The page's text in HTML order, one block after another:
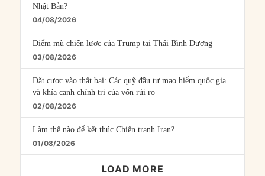
Nhật Bản?
04/08/2026
Điểm mù chiến lược của Trump tại Thái Bình Dương
03/08/2026
Đặt cược vào thất bại: Các quỹ đầu tư mạo hiểm quốc gia
và khía cạnh chính trị của vốn rủi ro
02/08/2026
Làm thế nào để kết thúc Chiến tranh Iran?
01/08/2026
LOAD MORE